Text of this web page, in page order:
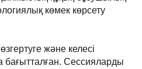
көмек көрсету
және келесі
бағытталған. Сессияларды